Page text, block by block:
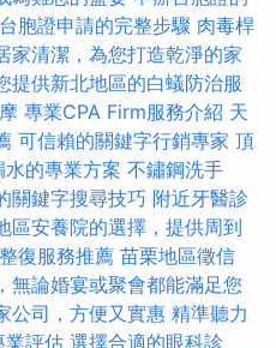
台胞證申請的完整步驟 肉毒桿
家清潔，為您打造乾淨的家
提供新北地區的白蟻防治服
專業CPA Firm服務介紹 天
可信賴的關鍵字行銷專家 頂
的專業方案 不鏽鋼洗手
關鍵字搜尋技巧 附近牙醫診
區安養院的選擇，提供周到
復服務推薦 苗栗地區徵信
無論婚宴或聚會都能滿足您
公司，方便又實惠 精準聽力
業評估 選擇合適的眼科診